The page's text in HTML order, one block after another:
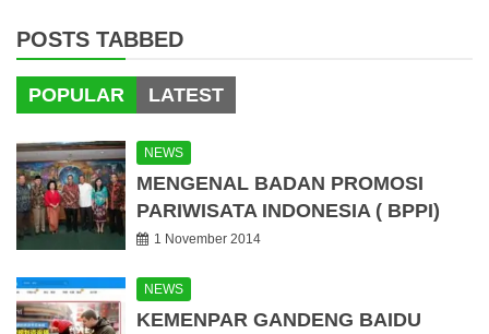
POSTS TABBED
POPULAR LATEST
NEWS
MENGENAL BADAN PROMOSI
PARIWISATA INDONESIA ( BPPI)
1 November 2014
NEWS
KEMENPAR GANDENG BAIDU